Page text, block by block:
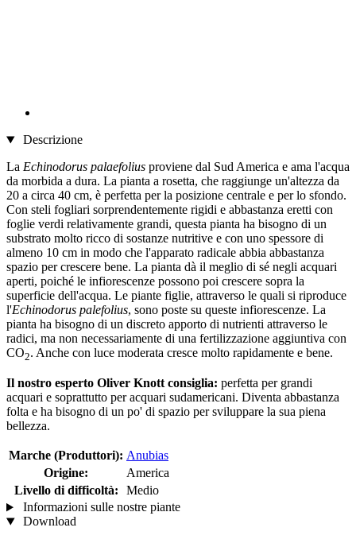
Descrizione
La Echinodorus palaefolius proviene dal Sud America e ama l'acqua
da morbida a dura. La pianta a rosetta, che raggiunge un'altezza da
20 a circa 40 cm, è perfetta per la posizione centrale e per lo sfondo.
Con steli fogliari sorprendentemente rigidi e abbastanza eretti con
foglie verdi relativamente grandi, questa pianta ha bisogno di un
substrato molto ricco di sostanze nutritive e con uno spessore di
almeno 10 cm in modo che l'apparato radicale abbia abbastanza
spazio per crescere bene. La pianta dà il meglio di sé negli acquari
aperti, poiché le infiorescenze possono poi crescere sopra la
superficie dell'acqua. Le piante figlie, attraverso le quali si riproduce
l'Echinodorus palefolius, sono poste su queste infiorescenze. La
pianta ha bisogno di un discreto apporto di nutrienti attraverso le
radici, ma non necessariamente di una fertilizzazione aggiuntiva con
CO2. Anche con luce moderata cresce molto rapidamente e bene.
Il nostro esperto Oliver Knott consiglia: perfetta per grandi
acquari e soprattutto per acquari sudamericani. Diventa abbastanza
folta e ha bisogno di un po' di spazio per sviluppare la sua piena
bellezza.
Marche (Produttori): Anubias
Origine:
America
Livello di difficoltà:
Medio
Informazioni sulle nostre piante
Download